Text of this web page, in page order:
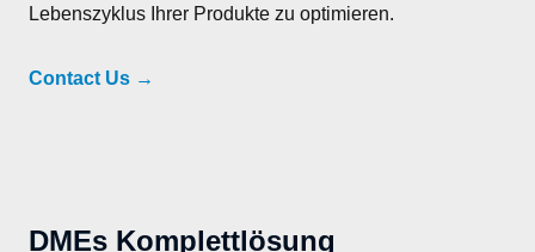
Lebenszyklus Ihrer Produkte zu optimieren.
Contact Us →
DMEs Komplettlösung